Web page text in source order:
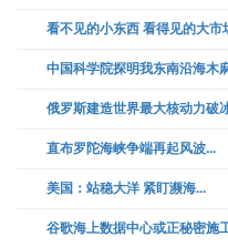
看不见的小东西 看得见的大市
中国科学院探明我东南沿海木
俄罗斯建造世界最大核动力破
直布罗陀海峡争端再起风波...
美国：站稳大洋 紧盯濒海...
谷歌海上数据中心或正秘密施